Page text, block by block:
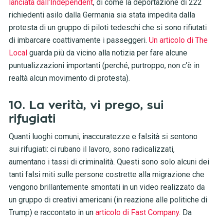
lanciata dall’Independent, di come la deportazione di 222
richiedenti asilo dalla Germania sia stata impedita dalla
protesta di un gruppo di piloti tedeschi che si sono rifiutati
di imbarcare coattivamente i passeggeri. Un articolo di The
Localguarda più da vicino alla notizia per fare alcune
puntualizzazioni importanti (perché, purtroppo, non c’è in
realtà alcun movimento di protesta).
10. La verità, vi prego, sui
rifugiati
Quanti luoghi comuni, inaccuratezze e falsità si sentono
sui rifugiati: ci rubano il lavoro, sono radicalizzati,
aumentano i tassi di criminalità. Questi sono solo alcuni dei
tanti falsi miti sulle persone costrette alla migrazione che
vengono brillantemente smontati in un video realizzato da
un gruppo di creativi americani (in reazione alle politiche di
Trump) e raccontato in un articolo di Fast Company. Da